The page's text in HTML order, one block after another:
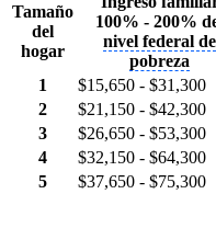
Tamaño
del
hogar
100% - 200%
nivel federal de
pobreza
1
$15,650 - $31,300
2
$21,150 - $42,300
3
$26,650 - $53,300
4
$32,150 - $64,300
5
$37,650 - $75,300